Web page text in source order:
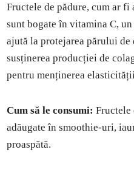
Fructele de pădure, cum ar
sunt bogate în vitamina C,
ajută la protejarea părului
susținerea producției de
pentru menținerea
Cum să le consumi: Fructele
adăugate în smoothie-uri,
proaspătă.